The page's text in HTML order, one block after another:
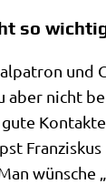
so
aber nicht
wün­sche